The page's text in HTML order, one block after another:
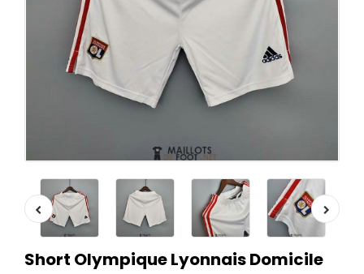
Short Olympique Lyonnais Domicile